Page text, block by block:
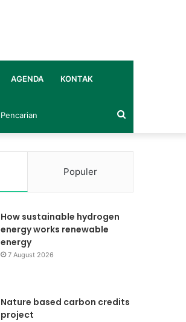
AGENDA KONTAK
Pencarian
Populer
How sustainable hydrogen
energy works renewable
energy
7 August 2026
Nature based carbon credits
project